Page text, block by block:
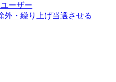
ーザー
外・繰り上げ当選させる